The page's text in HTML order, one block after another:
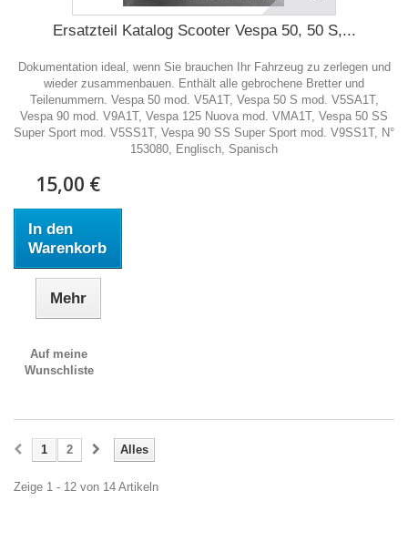
Ersatzteil Katalog Scooter Vespa 50, 50 S,...
Dokumentation ideal, wenn Sie brauchen Ihr Fahrzeug zu zerlegen und
wieder zusammenbauen. Enthält alle gebrochene Bretter und
Teilenummern. Vespa 50 mod. V5A1T, Vespa 50 S mod. V5SA1T,
Vespa 90 mod. V9A1T, Vespa 125 Nuova mod. VMA1T, Vespa 50 SS
Super Sport mod. V5SS1T, Vespa 90 SS Super Sport mod. V9SS1T, N°
153080, Englisch, Spanisch
15,00 €
In den
Warenkorb
Mehr
Auf meine
Wunschliste
Alles
1 2
Zeige 1 - 12 von 14 Artikeln